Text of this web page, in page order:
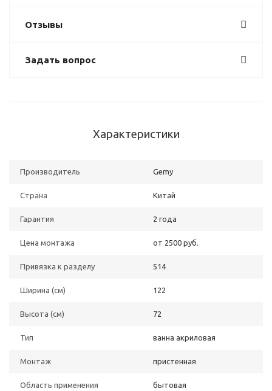
Отзывы
Задать вопрос
Характеристики
Производитель Gemy
Страна Китай
Гарантия 2 года
Цена монтажа от 2500 руб.
Привязка к разделу 514
Ширина (см) 122
Высота (см) 72
Тип ванна акриловая
Монтаж пристенная
Область применения бытовая